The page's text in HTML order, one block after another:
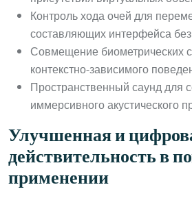
Контроль хода очей для
составляющих интерфейса
Совмещение биометрических
контекстно-зависимого
Пространственный саунд для
иммерсивного акустического
Улучшенная и
действительность в
применении